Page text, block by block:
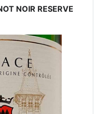
くる 仕込水…
NOIR RESERVE